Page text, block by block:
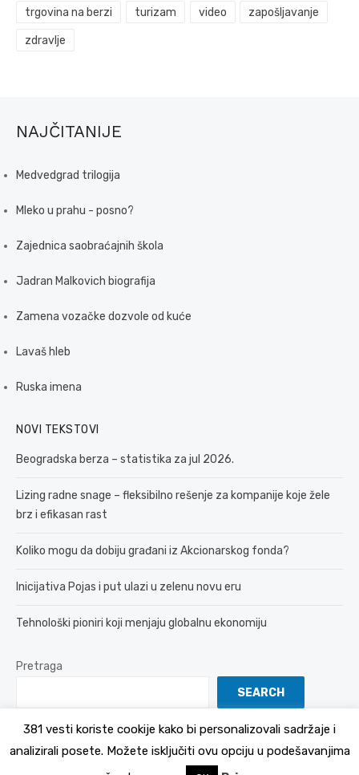
trgovina na berzi turizam video zapošljavanje
zdravlje
NAJČITANIJE
Medvedgrad trilogija
Mleko u prahu - posno?
Zajednica saobraćajnih škola
Jadran Malkovich biografija
Zamena vozačke dozvole od kuće
Lavaš hleb
Ruska imena
NOVI TEKSTOVI
Beogradska berza – statistika za jul 2026.
Lizing radne snage – fleksibilno rešenje za kompanije koje žele
brz i efikasan rast
Koliko mogu da dobiju građani iz Akcionarskog fonda?
Inicijativa Pojas i put ulazi u zelenu novu eru
Tehnološki pioniri koji menjaju globalnu ekonomiju
Pretraga
SEARCH
Politika Privatnosti
381 vesti koriste cookije kako bi personalizovali sadržaje i
analizirali posete. Možete isključiti ovu opciju u podešavanjima